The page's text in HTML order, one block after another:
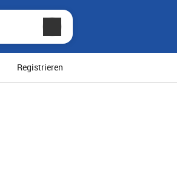
Registrieren